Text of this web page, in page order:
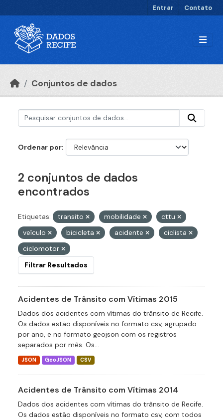
Entrar Contato
Conjuntos de dados
Ordenar por
2 conjuntos de dados
encontrados
Etiquetas: transito mobilidade
cttu
veículo
bicicleta acidente
ciclista
ciclomotor
Filtrar Resultados
Acidentes de Trânsito com Vítimas 2015
Dados dos acidentes com vítimas do trânsito de Recife.
Os dados estão disponíveis no formato csv, agrupado
por ano, e no formato geojson com os registros
separados por mês. Os...
JSON GeoJSON CSV
Acidentes de Trânsito com Vítimas 2014
Dados dos acidentes com vítimas do trânsito de Recife.
Os dados estão disponíveis no formato csv, com todos